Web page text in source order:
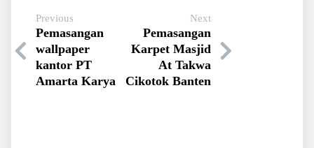
Previous
Pemasangan
wallpaper
kantor PT
Amarta Karya
Next
Pemasangan
Karpet Masjid
At Takwa
Cikotok Banten